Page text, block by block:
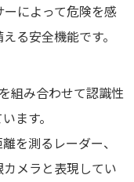
によって危険を感
る安全機能です。
組み合わせて認識性
ます。
を測るレーダー、
カメラと表現してい